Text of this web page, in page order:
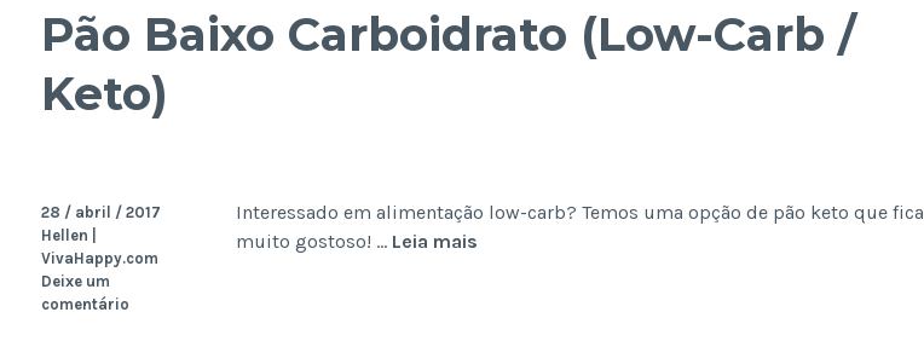
(Low-
Carb)
Pão Baixo Carboidrato (Low-Carb /
Keto)
Interessado em alimentação low-carb? Temos uma opção de pão keto que fica
muito gostoso! … Leia mais
28 / abril / 2017
Hellen |
VivaHappy.com
Deixe um
comentário